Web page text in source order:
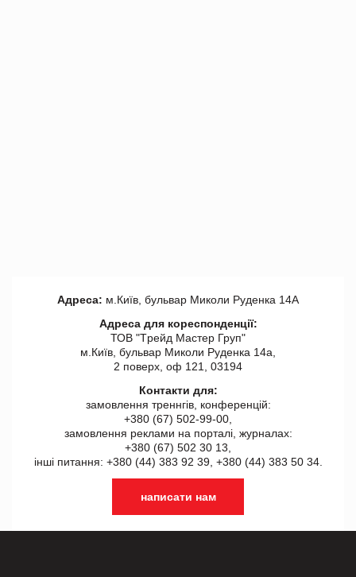
Адреса: м.Київ, бульвар Миколи Руденка 14А
Адреса для кореспонденції:
ТОВ "Tрейд Мастер Груп"
м.Київ, бульвар Миколи Руденка 14а,
2 поверх, оф 121, 03194
Контакти для:
замовлення треннгів, конференцій:
+380 (67) 502-99-00,
замовлення реклами на порталі, журналах:
+380 (67) 502 30 13,
інші питання: +380 (44) 383 92 39, +380 (44) 383 50 34.
написати нам